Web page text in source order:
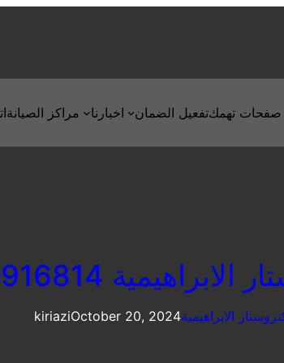
مراكز الصيانة اخبارنا تفعيل الضمانصفحات تهمك
01010916814
kiriaziOctober 20, 2024الابراهيمية